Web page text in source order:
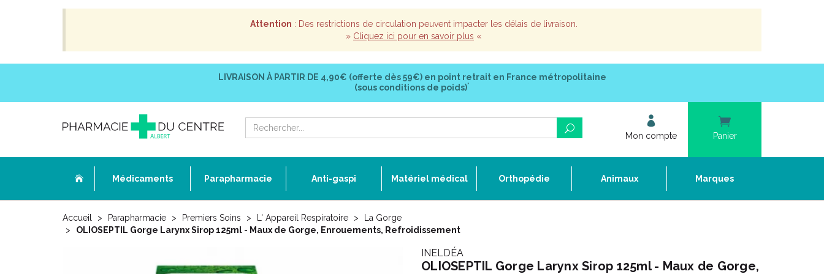
Attention : Des restrictions de circulation peuvent impacter les délais de livraison.
» Cliquez ici pour en savoir plus «
LIVRAISON À PARTIR DE 4,90€ (offerte dès 59€) en point retrait en France métropolitaine
(sous conditions de poids)*
Mon compte Panier
Médicaments Parapharmacie Anti-gaspi Matériel médical Orthopédie Animaux Marques
Accueil Parapharmacie Premiers Soins L' Appareil Respiratoire
La Gorge
OLIOSEPTIL Gorge Larynx Sirop 125ml - Maux de Gorge, Enrouements, Refroidissement
INELDÉA
OLIOSEPTIL Gorge Larynx Sirop 125ml - Maux de Gorge,